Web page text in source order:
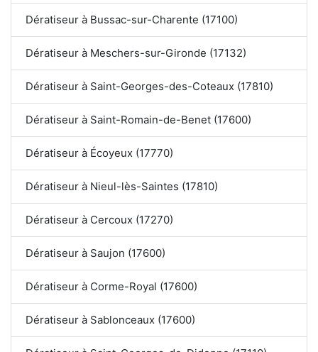
Dératiseur à Bussac-sur-Charente (17100)
Dératiseur à Meschers-sur-Gironde (17132)
Dératiseur à Saint-Georges-des-Coteaux (17810)
Dératiseur à Saint-Romain-de-Benet (17600)
Dératiseur à Écoyeux (17770)
Dératiseur à Nieul-lès-Saintes (17810)
Dératiseur à Cercoux (17270)
Dératiseur à Saujon (17600)
Dératiseur à Corme-Royal (17600)
Dératiseur à Sablonceaux (17600)